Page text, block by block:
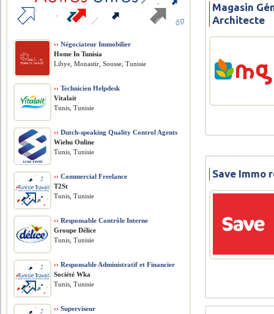
Magasin
Architecte
Save Immo
›› Négociateur Immobilier
Home In Tunisia
Libye, Monastir, Sousse, Tunisie
›› Technicien Helpdesk
Vitalait
Tunis, Tunisie
›› Dutch-speaking Quality Control Agents
Wiehu Online
Tunis, Tunisie
›› Commercial Freelance
T2St
Tunis, Tunisie
›› Responsable Contrôle Interne
Groupe Délice
Tunis, Tunisie
›› Responsable Administratif et Financier
Société Wka
Tunis, Tunisie
›› Superviseur